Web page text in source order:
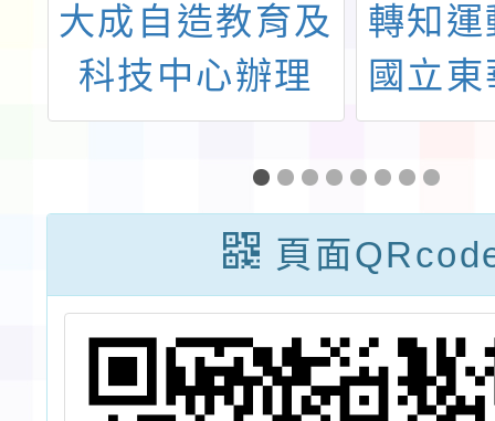
大成自造教育及
科技中心辦理
115年1月份教
師研習
轉知
國立
理四
動共
第二
頁面